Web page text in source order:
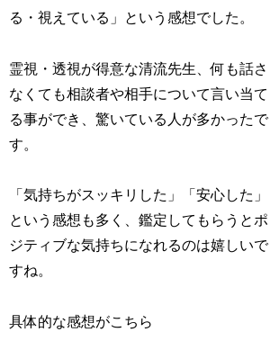
る・視えている 」という感想でした。
霊視・透視が得意な清流先生、何も話さ
なくても相談者や相手について言い当て
る事ができ、驚いている人が多かったで
す。
「気持ちがスッキリした」「安心した」
という感想も多く、鑑定してもらうとポ
ジティブな気持ちになれるのは嬉しいで
すね。
具体的な感想がこちら